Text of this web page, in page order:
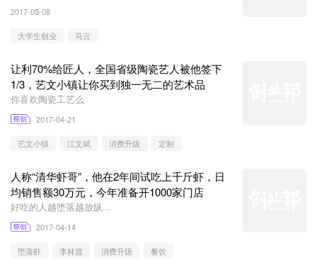
2017-05-08
大学生创业 马云
让利70%给匠人，全国省级陶瓷艺人被他签下
1/3，艺文小镇让你买到独一无二的艺术品
你喜欢陶瓷工艺么
2017-04-21
艺文小镇 江文斌 消费升级 定制
人称“清华虾哥”，他在2年间试吃上千斤虾，日
均销售额30万元，今年准备开1000家门店
好吃的人越堕落越放纵...
2017-04-14
堕落虾 李林渡 消费升级 餐饮